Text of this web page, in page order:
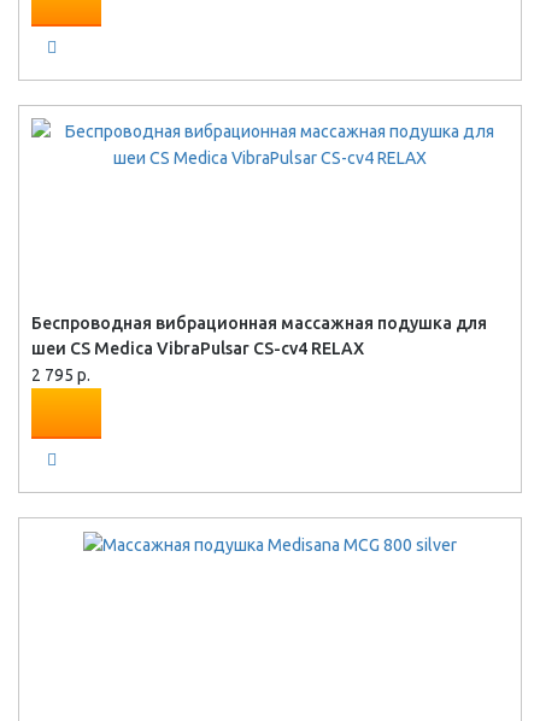
Беспроводная вибрационная массажная подушка для
шеи CS Medica VibraPulsar CS-cv4 RELAX
2 795 р.